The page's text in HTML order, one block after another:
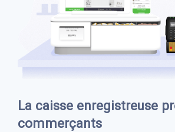
La caisse enregistreuse
commerçants